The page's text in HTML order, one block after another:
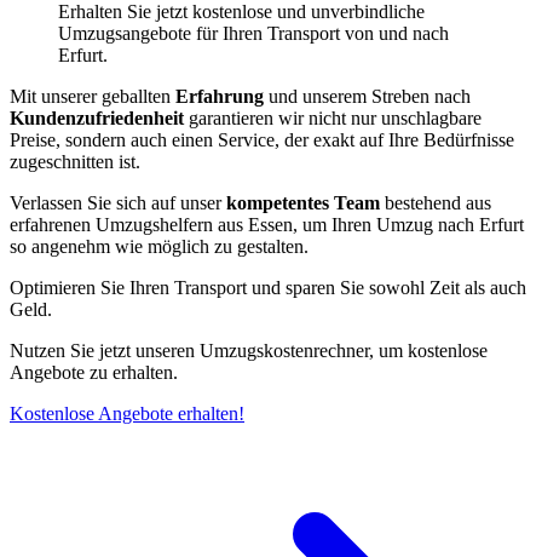
Erhalten Sie jetzt kostenlose und unverbindliche
Umzugsangebote für Ihren Transport von und nach
Erfurt.
Mit unserer geballten Erfahrung und unserem Streben nach
Kundenzufriedenheit garantieren wir nicht nur unschlagbare
Preise, sondern auch einen Service, der exakt auf Ihre Bedürfnisse
zugeschnitten ist.
Verlassen Sie sich auf unserkompetentes Team bestehend aus
erfahrenen Umzugshelfern aus Essen, um Ihren Umzug nach Erfurt
so angenehm wie möglich zu gestalten.
Optimieren Sie Ihren Transport und sparen Sie sowohl Zeit als auch
Geld.
Nutzen Sie jetzt unseren Umzugskostenrechner, um kostenlose
Angebote zu erhalten.
Kostenlose Angebote erhalten!